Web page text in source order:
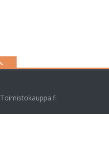
Toimistokauppa.fi